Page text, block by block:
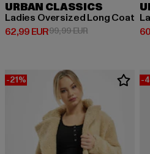
URBAN CLASSICS
Ladies Oversized Long Coat
62,99 EUR
Derzeitiger Preis: 62,99 EUR
99,99 EURAktionspreis:
-21% -